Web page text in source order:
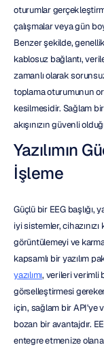
oturumlar
çalışmalar veya gün
Benzer şekilde,
kablosuz bağlantı,
zamanlı olarak
toplama oturumunun
kesilmesidir. Sağlam
akışınızın güvenli
Yazılımın
İşleme
Güçlü bir EEG başlığı,
iyi sistemler,
görüntülemeyi ve
kapsamlı bir yazılım
yazılımı, verileri verimli
görselleştirmesi
için, sağlam bir API'ye
bozan bir avantajdır.
entegre etmenize